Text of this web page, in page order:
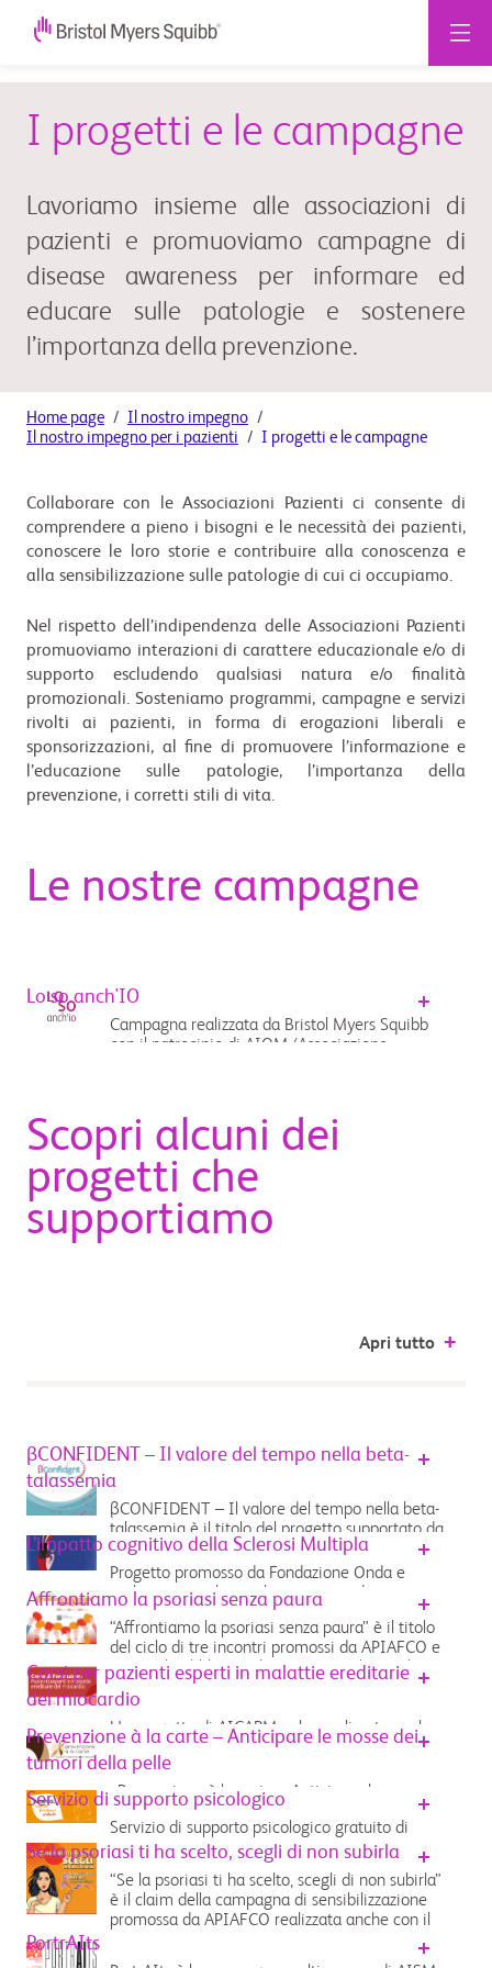
I progetti e le campagne
Lavoriamo insieme alle associazioni di
pazienti e promuoviamo campagne di
disease awareness per informare ed
educare sulle patologie e sostenere
l’importanza della prevenzione.
Home page
Il nostro impegno
Il nostro impegno per i pazienti
I progetti e le campagne
Collaborare con le Associazioni Pazienti ci consente di
comprendere a pieno i bisogni e le necessità dei pazienti,
conoscere le loro storie e contribuire alla conoscenza e
alla sensibilizzazione sulle patologie di cui ci occupiamo.
Nel rispetto dell’indipendenza delle Associazioni Pazienti
promuoviamo interazioni di carattere educazionale e/o di
supporto escludendo qualsiasi natura e/o finalità
promozionali. Sosteniamo programmi, campagne e servizi
rivolti ai pazienti, in forma di erogazioni liberali e
sponsorizzazioni, al fine di promuovere l’informazione e
l’educazione sulle patologie, l’importanza della
prevenzione, i corretti stili di vita.
Le nostre campagne
Lo so anch'IO
Campagna realizzata da Bristol Myers Squibb
con il patrocinio di AIOM (Associazione
Scopri alcuni dei
progetti che
supportiamo
Apri tutto
βCONFIDENT – Il valore del tempo nella beta-
talassemia
βCONFIDENT – Il valore del tempo nella beta-
talassemia è il titolo del progetto supportato da
Bristol Myers Squibb con contributo non
condizionante e realizzato con il sostegno di
UNITED, Fithad, ThalassAzione e Associazione
Piera Cutino....
L’impatto cognitivo della Sclerosi Multipla
Progetto promosso da Fondazione Onda e
realizzato con il contributo non condizionante
di Bristol Myers Squibb...
Affrontiamo la psoriasi senza paura
“Affrontiamo la psoriasi senza paura” è il titolo
del ciclo di tre incontri promossi da APIAFCO e
aperti al pubblico realizzati grazie al contributo
non condizionante di Bristol Myers Squibb...
Corsi per pazienti esperti in malattie ereditarie
del miocardio
Un progetto di AICARM onlus realizzato anche
grazie al contributo non condizionante di
Bristol Myers Squibb...
Prevenzione à la carte – Anticipare le mosse dei
tumori della pelle
«Prevenzione à la carte – Anticipare le mosse
dei tumori della pelle» è un progetto
patrocinato da Cittadinanzattiva, a.i.ma.me.,
APaIM, Fondazione Melanoma, realizzato
anche grazie al contributo incondizionato di
Bristol Myers Squibb...
Servizio di supporto psicologico
Servizio di supporto psicologico gratuito di
APIAFCO aperto a pazienti con psoriasi,
dermatite atopica e loro caregivers...
Se la psoriasi ti ha scelto, scegli di non subirla
“Se la psoriasi ti ha scelto, scegli di non subirla”
è il claim della campagna di sensibilizzazione
promossa da APIAFCO realizzata anche con il
Squibb...
PortrAIts